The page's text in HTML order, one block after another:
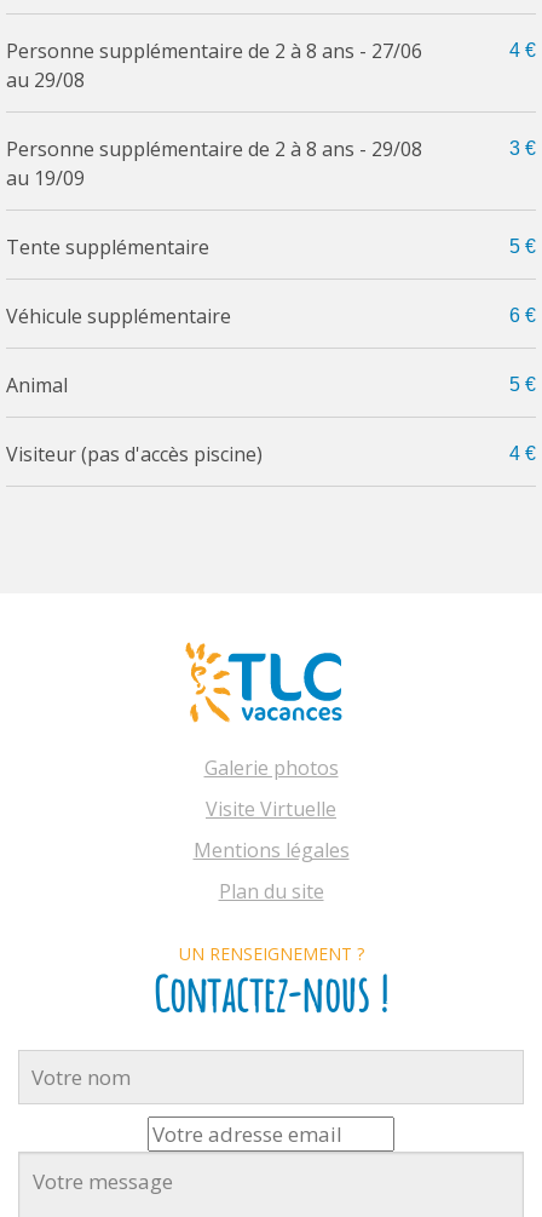
Personne supplémentaire de 2 à 8 ans - 27/06
au 29/08
4 €
Personne supplémentaire de 2 à 8 ans - 29/08
au 19/09
3 €
Tente supplémentaire 5 €
Véhicule supplémentaire 6 €
Animal 5 €
Visiteur (pas d'accès piscine) 4 €
Galerie photos
Visite Virtuelle
Mentions légales
Plan du site
UN RENSEIGNEMENT ?
Contactez-nous !